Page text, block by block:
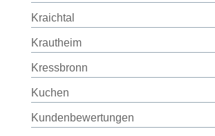
Kraichtal
Krautheim
Kressbronn
Kuchen
Kundenbewertungen